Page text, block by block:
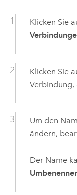
Klicken Sie
Klicken Sie
Verbindung,
Um den
ändern,
Der Name